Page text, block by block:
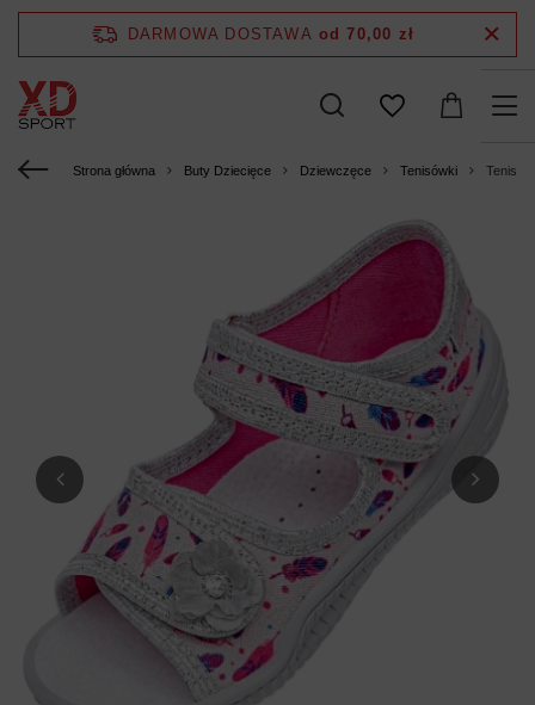
DARMOWA DOSTAWA od 70,00 zł
Strona główna Buty Dziecięce Dziewczęce Tenisówki